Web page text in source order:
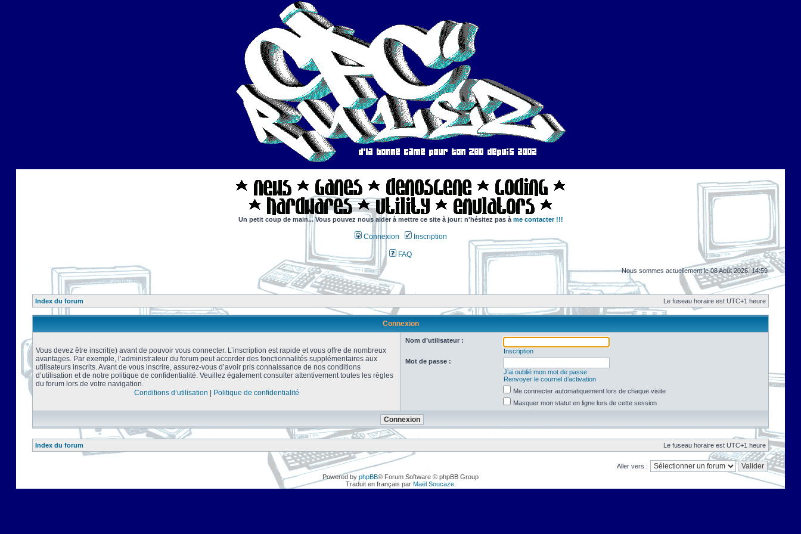
Un petit coup de main... Vous pouvez nous aider à mettre ce site à jour: n'hésitez pas à me contacter !!!
Connexion Inscription
FAQ
Nous sommes actuellement le 08 Août 2026, 14:59
Index du forum Le fuseau horaire est UTC+1 heure
Connexion
Vous devez être inscrit(e) avant de pouvoir vous connecter. L’inscription est rapide et vous offre de nombreux
avantages. Par exemple, l’administrateur du forum peut accorder des fonctionnalités supplémentaires aux
utilisateurs inscrits. Avant de vous inscrire, assurez-vous d’avoir pris connaissance de nos conditions
d’utilisation et de notre politique de confidentialité. Veuillez également consulter attentivement toutes les règles
du forum lors de votre navigation.
Conditions d’utilisation
Politique de confidentialité
Nom d’utilisateur :
Inscription
Mot de passe :
J’ai oublié mon mot de passe
Renvoyer le courriel d’activation
Me connecter automatiquement lors de chaque visite
Masquer mon statut en ligne lors de cette session
Index du forum Le fuseau horaire est UTC+1 heure
Aller vers :
Powered by phpBB® Forum Software © phpBB Group
Traduit en français par Maël Soucaze.